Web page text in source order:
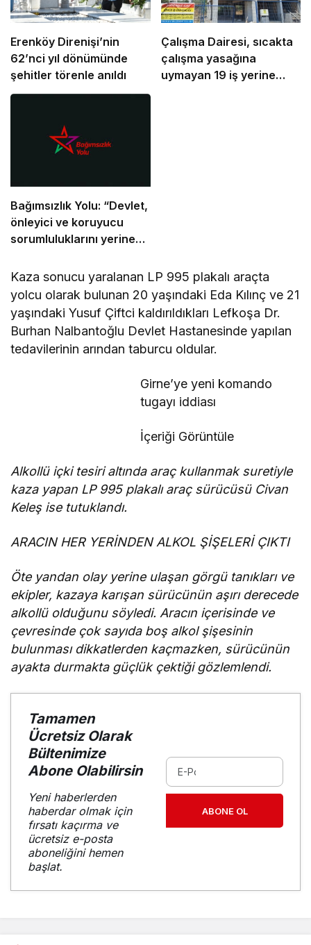
Erenköy Direnişi’nin
62’nci yıl dönümünde
şehitler törenle anıldı
Çalışma Dairesi, sıcakta
çalışma yasağına
uymayan 19 iş yerine
Bağımsızlık Yolu: “Devlet,
önleyici ve koruyucu
sorumluluklarını yerine
Kaza sonucu yaralanan LP 995 plakalı araçta
yolcu olarak bulunan 20 yaşındaki Eda Kılınç ve 21
yaşındaki Yusuf Çiftci kaldırıldıkları Lefkoşa Dr.
Burhan Nalbantoğlu Devlet Hastanesinde yapılan
tedavilerinin arından taburcu oldular.
Girne’ye yeni komando
tugayı iddiası
İçeriği Görüntüle
Alkollü içki tesiri altında araç kullanmak suretiyle
kaza yapan LP 995 plakalı araç sürücüsü Civan
Keleş ise tutuklandı.
ARACIN HER YERİNDEN ALKOL ŞİŞELERİ ÇIKTI
Öte yandan olay yerine ulaşan görgü tanıkları ve
ekipler, kazaya karışan sürücünün aşırı derecede
alkollü olduğunu söyledi. Aracın içerisinde ve
çevresinde çok sayıda boş alkol şişesinin
bulunması dikkatlerden kaçmazken, sürücünün
ayakta durmakta güçlük çektiği gözlemlendi.
Tamamen
Ücretsiz Olarak
Bültenimize
Abone Olabilirsin
Yeni haberlerden
haberdar olmak için
fırsatı kaçırma ve
ücretsiz e-posta
aboneliğini hemen
başlat.
ABONE OL